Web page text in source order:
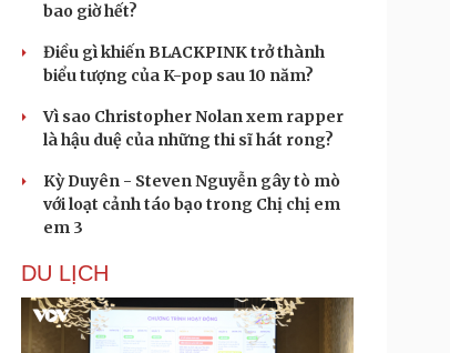
bao giờ hết?
Điều gì khiến BLACKPINK trở thành
biểu tượng của K-pop sau 10 năm?
Vì sao Christopher Nolan xem rapper
là hậu duệ của những thi sĩ hát rong?
Kỳ Duyên - Steven Nguyễn gây tò mò
với loạt cảnh táo bạo trong Chị chị em
em 3
DU LỊCH